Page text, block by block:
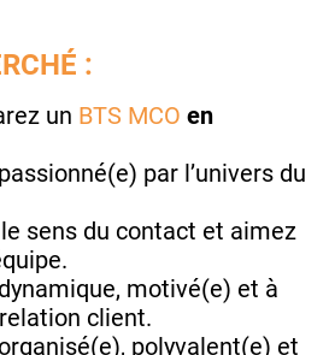
:
un BTS MCO en
par l’univers du
sens du contact et aimez
motivé(e) et à
client.
polyvalent(e) et